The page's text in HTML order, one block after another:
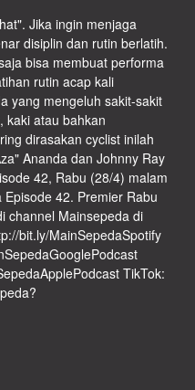
Jika ingin menjaga
disiplin dan rutin berlatih.
bisa membuat performa
rutin acap kali
yang mengeluh sakit-sakit
kaki atau bahkan
dirasakan cyclist inilah
Ananda dan Johnny Ray
42, Rabu (28/4) malam
42. Premier Rabu
channel Mainsepeda di
bit.ly/MainSepedaSpotify
TikTok: